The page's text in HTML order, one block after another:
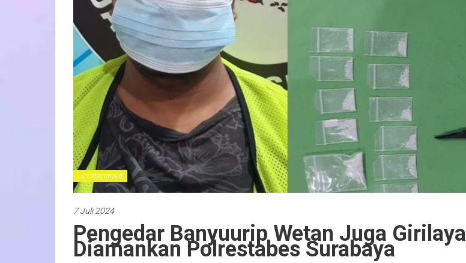
Uncategorized
7 Juli 2024
Pengedar Banyuurip Wetan Juga Girilaya
Diamankan Polrestabes Surabaya